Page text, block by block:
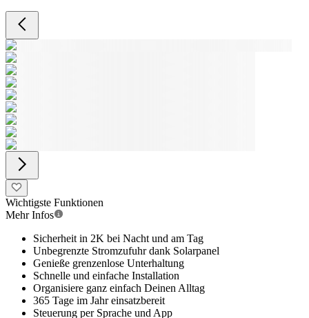
Wichtigste Funktionen
Mehr Infos
Sicherheit in 2K bei Nacht und am Tag
Unbegrenzte Stromzufuhr dank Solarpanel
Genieße grenzenlose Unterhaltung
Schnelle und einfache Installation
Organisiere ganz einfach Deinen Alltag
365 Tage im Jahr einsatzbereit
Steuerung per Sprache und App